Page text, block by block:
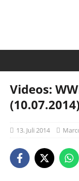
Videos:
13. Juli 2014